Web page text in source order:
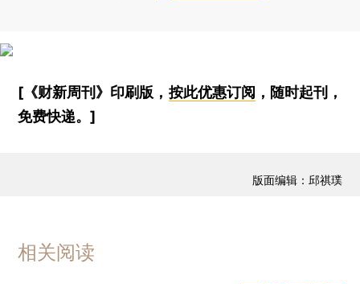
[《财新周刊》印刷版， 按此优惠订阅 ，随时起刊，
免费快递。]
版面编辑：邱祺璞
相关阅读